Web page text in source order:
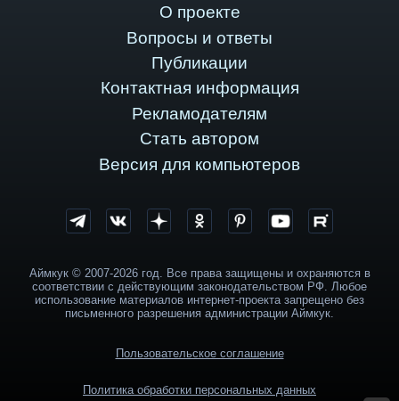
О проекте
Вопросы и ответы
Публикации
Контактная информация
Рекламодателям
Стать автором
Версия для компьютеров
Аймкук © 2007-2026 год. Все права защищены и охраняются в
соответствии с действующим законодательством РФ. Любое
использование материалов интернет-проекта запрещено без
письменного разрешения администрации Аймкук.
Пользовательское соглашение
Политика обработки персональных данных